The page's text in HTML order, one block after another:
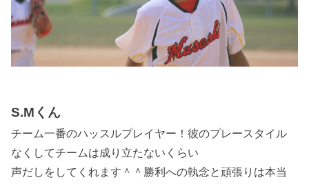
S.Mくん
チーム一番のハッスルプレイヤー！彼のプレースタイル
なくしてチームは成り立たないくらい
声だしをしてくれます＾＾勝利への執念と頑張りは本当